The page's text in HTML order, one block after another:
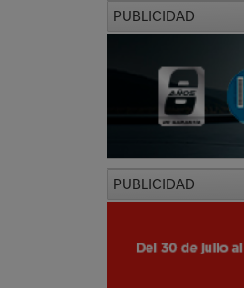
PUBLICIDAD
PUBLICIDAD